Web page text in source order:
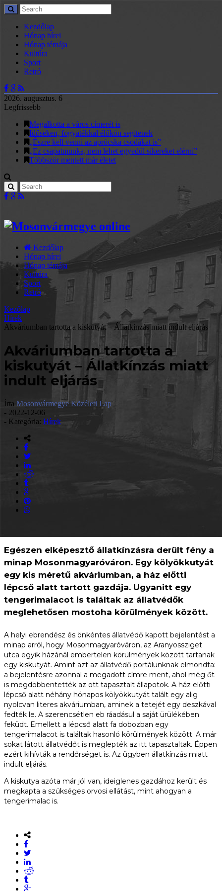
Kezdőlap
Hónap hírei
Hónap témája
Kultúra
Sport
Retró
2026. augusztus. 6
Legfrissebb
Megalkotta a város címerét is
Időseken, fogyatékkal élőkön segítenek
„Észre kell venni az aprócska csodákat is”
„Ez csapatmunka, nem lehet egyedül sikereket elérni”
Többször mentett már életet
Kezdőlap
Hónap hírei
Hónap témája
Kultúra
Sport
Retró
Kezőlap
Hírek
Akváriumban tartotta a kiskutyát – Állatkínzás miatt indult eljárás
Akváriumban tartotta a
kiskutyát – Állatkínzás miatt
indult eljárás
Írta Mosonvármegye Közéleti Lap
- 2022-12-06
- Kategória: Hírek
Egészen elképesztő állatkínzásra derült fény a
minap Mosonmagyaróváron. Egy kölyökkutyát
egy kis méretű akváriumban, a ház előtti
lépcső alatt tartott gazdája. Ugyanitt egy
tengerimalacot is találtak az állatvédők
meglehetősen mostoha körülmények között.
A helyi ebrendész és önkéntes állatvédő kapott bejelentést a
minap arról, hogy Mosonmagyaróváron, az Aranyossziget
utca egyik házánál embertelen körülmények között tartanak
egy kiskutyát. Amint azt az állatvédő portálunknak elmondta:
a bejelentésre azonnal a megadott címre ment, ahol még őt
is megdöbbentették az ott tapasztalt állapotok. A ház előtti
lépcső alatt néhány hónapos kölyökkutyát talált egy alig
nyolcvan literes akváriumban, aminek a tetejét egy deszkával
fedték le. A szerencsétlen eb ráadásul a saját ürülékében
feküdt. Emellett a lépcső alatt fa dobozban egy
tengerimalacot is találtak hasonló körülmények között. A már
sokat látott állatvédőt is meglepték az itt tapasztaltak. Éppen
ezért kihívták a rendőrséget is. Az ügyben állatkínzás miatt
indult eljárás.
A kiskutya azóta már jól van, ideiglenes gazdához került és
megkapta a szükséges orvosi ellátást, mint ahogyan a
tengerimalac is.